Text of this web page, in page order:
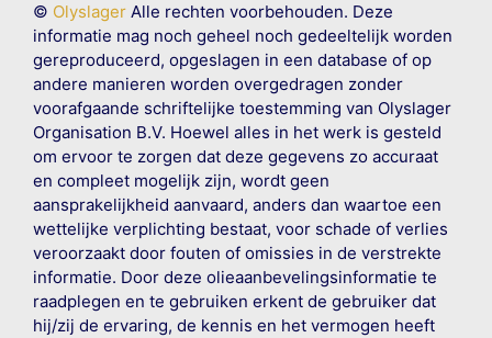
© OlyslagerAlle rechten voorbehouden. Deze
informatie mag noch geheel noch gedeeltelijk worden
gereproduceerd, opgeslagen in een database of op
andere manieren worden overgedragen zonder
voorafgaande schriftelijke toestemming van Olyslager
Organisation B.V. Hoewel alles in het werk is gesteld
om ervoor te zorgen dat deze gegevens zo accuraat
en compleet mogelijk zijn, wordt geen
aansprakelijkheid aanvaard, anders dan waartoe een
wettelijke verplichting bestaat, voor schade of verlies
veroorzaakt door fouten of omissies in de verstrekte
informatie. Door deze olieaanbevelingsinformatie te
raadplegen en te gebruiken erkent de gebruiker dat
hij/zij de ervaring, de kennis en het vermogen heeft